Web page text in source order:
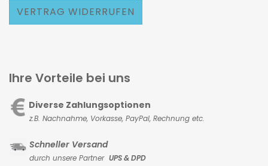
VERTRAG WIDERRUFEN
Ihre Vorteile bei uns
Diverse Zahlungsoptionen
z.B. Nachnahme, Vorkasse, PayPal, Rechnung etc.
Schneller Versand
durch unsere Partner UPS & DPD